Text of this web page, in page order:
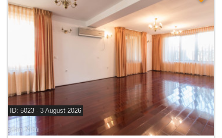
ID: 5023 - 3 August 2026
De inchiriat casa 5 camere